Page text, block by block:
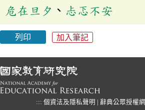
危在旦夕 、 忐忑不安
列印 加入筆記
::: 個資法及隱私聲明 | 辭典公眾授權網